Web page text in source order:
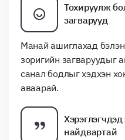
Тохируулж
загварууд
Манай ашиглахад
зоригийн загваруудыг
санал бодлыг хэдхэн
аваарай.
найдвартай